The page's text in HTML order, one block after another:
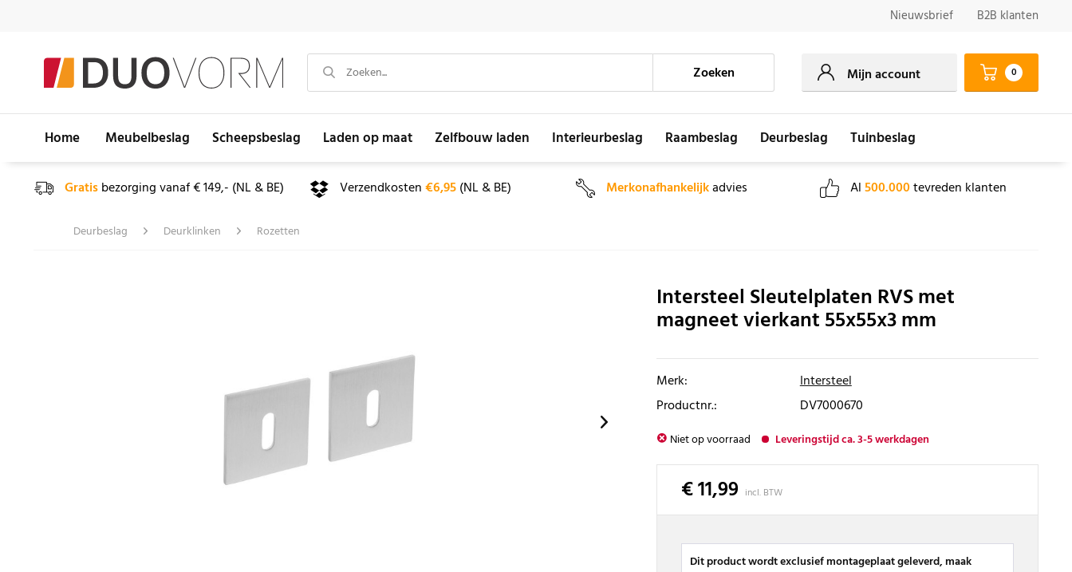
Nieuwsbrief B2B klanten
Zoeken Mijn account 0
Home Meubelbeslag Scheepsbeslag Laden op maat Zelfbouw laden Interieurbeslag Raambeslag Deurbeslag Tuinbeslag
Gratisbezorging vanaf € 149,- (NL & BE) Verzendkosten€6,95(NL & BE) Merkonafhankelijkadvies Al500.000tevreden klanten
Deurbeslag Deurklinken Rozetten
Intersteel Sleutelplaten RVS met
magneet vierkant 55x55x3 mm
Merk:
Intersteel
Productnr.:
DV7000670
Niet op voorraad Leveringstijd ca. 3-5 werkdagen
€ 11,99 incl. BTW
Dit product wordt exclusief montageplaat geleverd, maak